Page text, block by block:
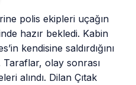
polis ekipleri uçağın
hazır bekledi. Kabin
kendisine saldırdığını
olay sonrası
alındı. Dilan Çıtak